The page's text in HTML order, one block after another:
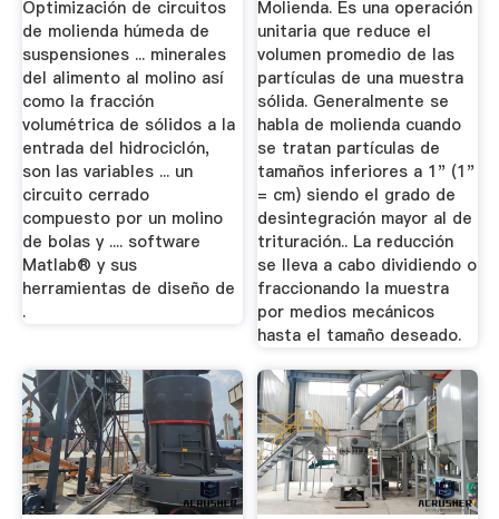
Optimización de circuitos
de molienda húmeda de
suspensiones ... minerales
del alimento al molino así
como la fracción
volumétrica de sólidos a la
entrada del hidrociclón,
son las variables ... un
circuito cerrado
compuesto por un molino
de bolas y .... software
Matlab® y sus
herramientas de diseño de
.
Molienda. Es una operación
unitaria que reduce el
volumen promedio de las
partículas de una muestra
sólida. Generalmente se
habla de molienda cuando
se tratan partículas de
tamaños inferiores a 1" (1"
= cm) siendo el grado de
desintegración mayor al de
trituración.. La reducción
se lleva a cabo dividiendo o
fraccionando la muestra
por medios mecánicos
hasta el tamaño deseado.